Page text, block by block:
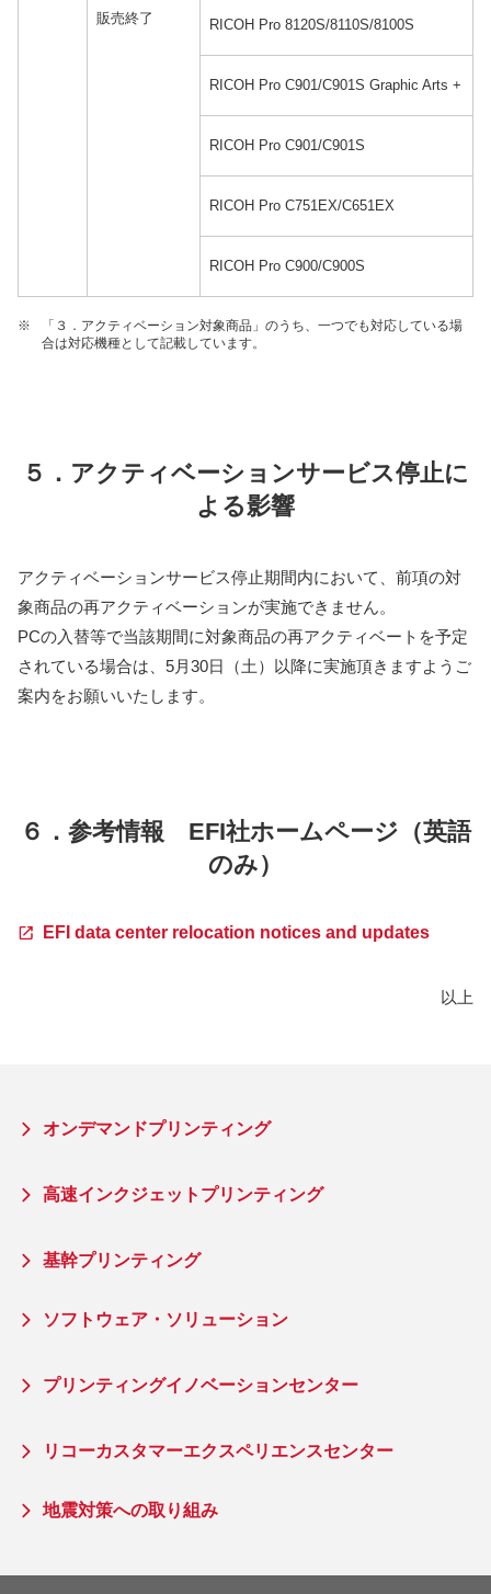
販売終了 RICOH Pro 8120S/8110S/8100S
RICOH Pro C901/C901S Graphic Arts +
RICOH Pro C901/C901S
RICOH Pro C751EX/C651EX
RICOH Pro C900/C900S
※
「３．アクティベーション対象商品」のうち、一つでも対応している場
合は対応機種として記載しています。
５．アクティベーションサービス停止に
よる影響
アクティベーションサービス停止期間内において、前項の対
象商品の再アクティベーションが実施できません。
PCの入替等で当該期間に対象商品の再アクティベートを予定
されている場合は、5月30日（土）以降に実施頂きますようご
案内をお願いいたします。
６．参考情報 EFI社ホームページ（英語
のみ）
EFI data center relocation notices and updates
以上
オンデマンドプリンティング
高速インクジェットプリンティング
基幹プリンティング
ソフトウェア・ソリューション
プリンティングイノベーションセンター
リコーカスタマーエクスペリエンスセンター
地震対策への取り組み